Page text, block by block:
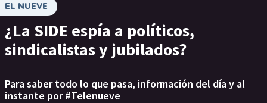
EL NUEVE
¿La SIDE espía a políticos,
sindicalistas y jubilados?
Para saber todo lo que pasa, información del día y al
instante por #Telenueve